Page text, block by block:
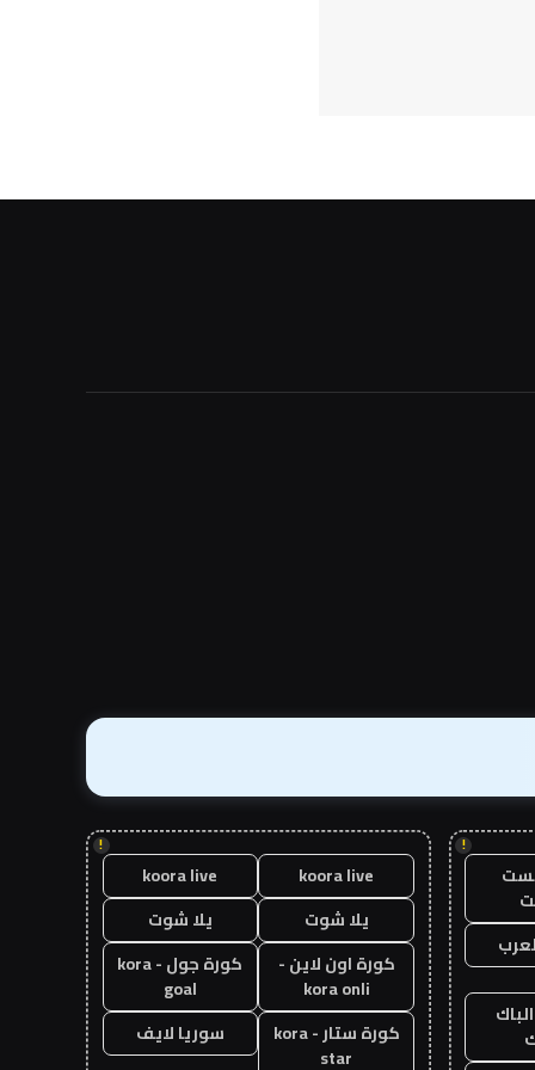
!
!
koora live
koora live
يلا شوت
يلا شوت
كورة اون لاين -
kora onli
كورة جول - kora
goal
كورة ستار - kora
star
سوريا لايف